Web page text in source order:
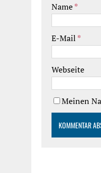
Name*
E-Mail *
Webseite
Meinen